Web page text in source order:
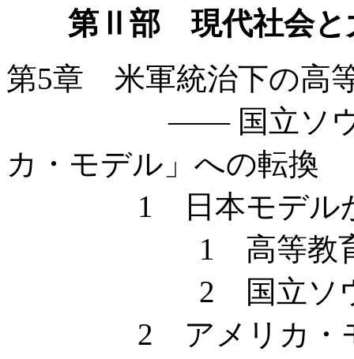
第Ⅱ部 現代社会と
第5章 米軍統治下の高
—— 国立ソウル大
カ・モデル」への転換
1 日本モデルか
1 高等教育再
2 国立ソウル大
2 アメリカ・モデ